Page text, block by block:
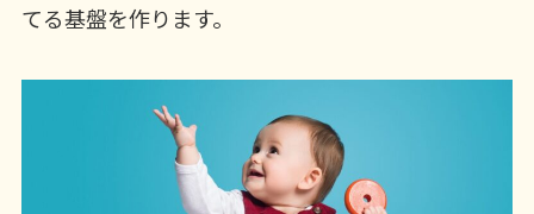
てる基盤を作ります。